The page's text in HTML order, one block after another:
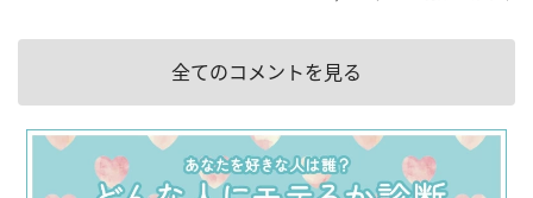
全てのコメントを見る